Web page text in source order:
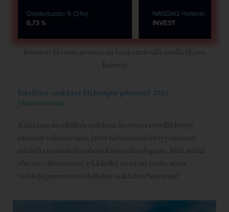
Investors Housen arvostus on houkuttelevalla tasolla (Kuva:
Inderes)
Edulliset osakkeet Helsingin pörssistä 2024
yhteenvetona
Kaikkiaan siis edullisia osakkeita Suomesta etsivällä löytyy
runsaasti valinnanvaraa; hyviä vaihtoehtoja löytyy runsaasti
erilaisilta toimialoilta rahoituksesta teknologiaan. Mitä mieltä
olet itse valinnoistani; tykkäsitkö niistä vai voitko antaa
vinkkejä paremmista edullisista osakkeista Suomessa?